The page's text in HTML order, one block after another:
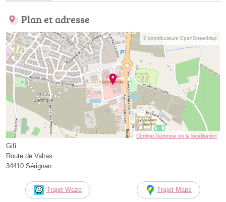
Plan et adresse
© contributeurs OpenStreetMap
Corriger l’adresse ou la localisation
Gifi
Route de Valras
34410 Sérignan
Trajet Waze Trajet Maps